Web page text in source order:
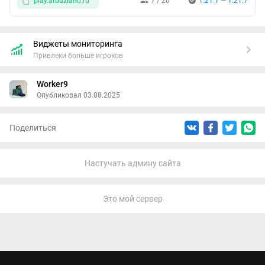
Виджеты мониторинга
Привлеки больше игроков
Worker9
Опубликовал 03.08.2025
Поделиться
Настучать админу сайта
Это мой сервер